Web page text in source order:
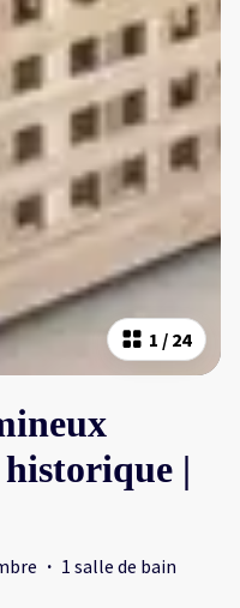
1 / 24
|
· 1 salle de bain